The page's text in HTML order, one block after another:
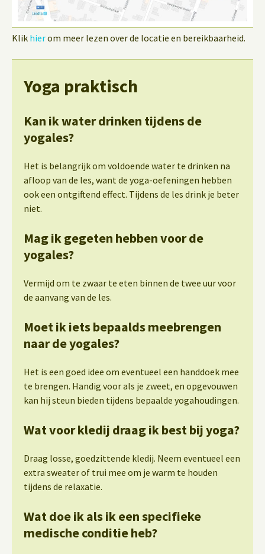
Klik hierom meer lezen over de locatie en bereikbaarheid.
Yoga praktisch
Kan ik water drinken tijdens de
yogales?
Het is belangrijk om voldoende water te drinken na
afloop van de les, want de yoga-oefeningen hebben
ook een ontgiftend effect. Tijdens de les drink je beter
niet.
Mag ik gegeten hebben voor de
yogales?
Vermijd om te zwaar te eten binnen de twee uur voor
de aanvang van de les.
Moet ik iets bepaalds meebrengen
naar de yogales?
Het is een goed idee om eventueel een handdoek mee
te brengen. Handig voor als je zweet, en opgevouwen
kan hij steun bieden tijdens bepaalde yogahoudingen.
Wat voor kledij draag ik best bij yoga?
Draag losse, goedzittende kledij. Neem eventueel een
extra sweater of trui mee om je warm te houden
tijdens de relaxatie.
Wat doe ik als ik een specifieke
medische conditie heb?